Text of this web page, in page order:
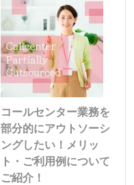
コールセンター業務を
部分的にアウトソーシ
ングしたい！メリッ
ト・ご利用例について
ご紹介！